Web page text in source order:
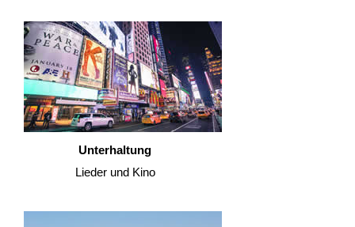
Unterhaltung
Lieder und Kino